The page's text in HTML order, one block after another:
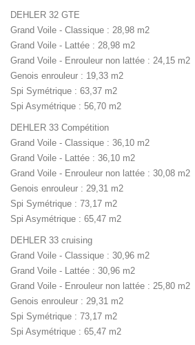
DEHLER 32 GTE
Grand Voile - Classique : 28,98 m2
Grand Voile - Lattée : 28,98 m2
Grand Voile - Enrouleur non lattée : 24,15 m2
Genois enrouleur : 19,33 m2
Spi Symétrique : 63,37 m2
Spi Asymétrique : 56,70 m2
DEHLER 33 Compétition
Grand Voile - Classique : 36,10 m2
Grand Voile - Lattée : 36,10 m2
Grand Voile - Enrouleur non lattée : 30,08 m2
Genois enrouleur : 29,31 m2
Spi Symétrique : 73,17 m2
Spi Asymétrique : 65,47 m2
DEHLER 33 cruising
Grand Voile - Classique : 30,96 m2
Grand Voile - Lattée : 30,96 m2
Grand Voile - Enrouleur non lattée : 25,80 m2
Genois enrouleur : 29,31 m2
Spi Symétrique : 73,17 m2
Spi Asymétrique : 65,47 m2